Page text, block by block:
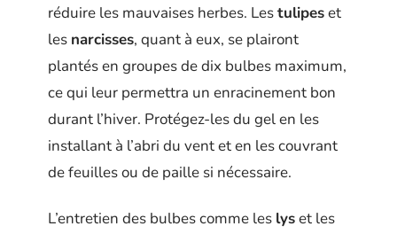
réduire les mauvaises herbes. Lestulipeset
les narcisses, quant à eux, se plairont
plantés en groupes de dix bulbes maximum,
ce qui leur permettra un enracinement bon
durant l’hiver. Protégez-les du gel en les
installant à l’abri du vent et en les couvrant
de feuilles ou de paille si nécessaire.
L’entretien des bulbes comme les lyset les